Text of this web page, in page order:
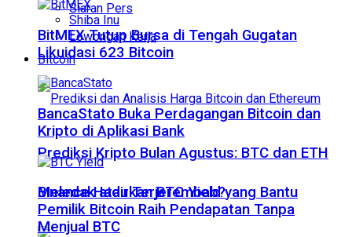
Siaran Pers
Lowongan Kerja
Shiba Inu
Bitcoin
Prediksi Kripto Bulan Agustus: BTC dan ETH
Meledak atau Terjerembab?
BitMEX Tutup Bursa di Tengah Gugatan
Likuidasi 623 Bitcoin
BancaStato Buka Perdagangan Bitcoin dan
Kripto di Aplikasi Bank
Binance Hadirkan BTC Yield yang Bantu
Pemilik Bitcoin Raih Pendapatan Tanpa
Menjual BTC